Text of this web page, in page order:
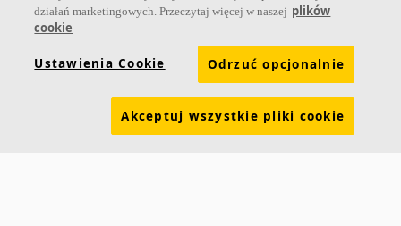
Produkty Narzędzia i usługi Wymagania funkcjonalne
Kolory i powierzchnie Deklaracje właściwości użytkowych
Atesty higieniczne Zrównoważony rozwój
działań marketingowych. Przeczytaj więcej w naszej plików
cookie
Ustawienia Cookie Odrzuć opcjonalnie
Akceptuj wszystkie pliki cookie